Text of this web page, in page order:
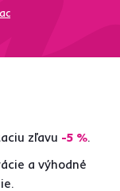
zľavu -5 %.
a výhodné